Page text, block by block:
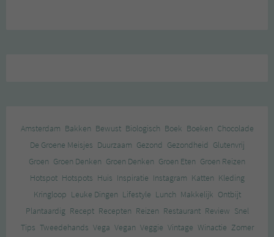
Amsterdam Bakken Bewust Biologisch Boek Boeken Chocolade
De Groene Meisjes Duurzaam Gezond Gezondheid Glutenvrij
Groen Groen Denken Groen Denken Groen Eten Groen Reizen
Hotspot Hotspots Huis Inspiratie Instagram Katten Kleding
Kringloop Leuke Dingen Lifestyle Lunch Makkelijk Ontbijt
Plantaardig Recept Recepten Reizen Restaurant Review Snel
Tips Tweedehands Vega Vegan Veggie Vintage Winactie Zomer